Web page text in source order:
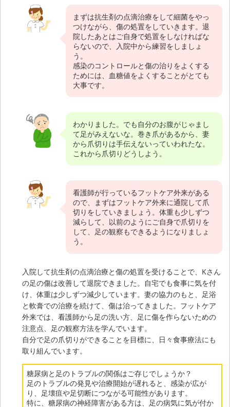
まずは抗生剤の点滴治療をして細菌をやっ
つけながら、傷の処置をしていきます。退
院したあとはご自身で処置をしなければな
らないので、入院中から練習をしましょ
う。
感染のコントロールと傷の治りをよくする
ためには、血糖値をよくすることがとても
大事です。
わかりました。でも自分のお腹がじゃまし
て足がみえないな。巻き爪があるから、妻
から爪切りは手伝えないっていわれたな。
これから爪切りどうしよう。
看護師が行っているフットケア外来がある
ので、まずはフットケア外来に通院して爪
切りをしていきましょう。体重も少しずつ
減らして、以前のようにご自身で爪切りを
して、足の観察もできるようになりましょ
う。
入院して抗生剤の点滴治療と傷の処置を受けることで、Kさん
の足の傷は改善して退院できました。自宅でも食事に気を付
け、体重は少しずつ減少しています。妻の協力のもと、足浴
と軟膏での治療を続けて、傷は治ってきました。フットケア
外来では、看護師から足の洗い方、足に傷を作らないための
注意点、足の観察方法を学んでいます。
自分で足の爪切りができることを目標に、日々食事療法にも
取り組んでいます。
糖尿病と足のトラブルの関係はご存じでしょうか？
足のトラブルの発見や治療開始が遅れると、感染が広が
り、足壊疽や足切断につながる可能性があります。
特に、糖尿病の神経障害がある方は、足の病気に気が付か